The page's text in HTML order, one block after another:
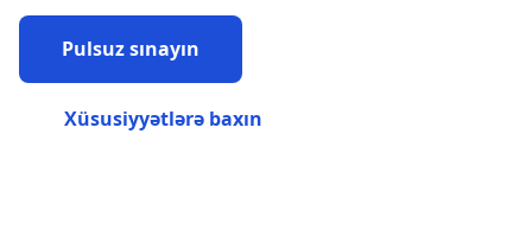
Pulsuz sınayın
Xüsusiyyətlərə baxın